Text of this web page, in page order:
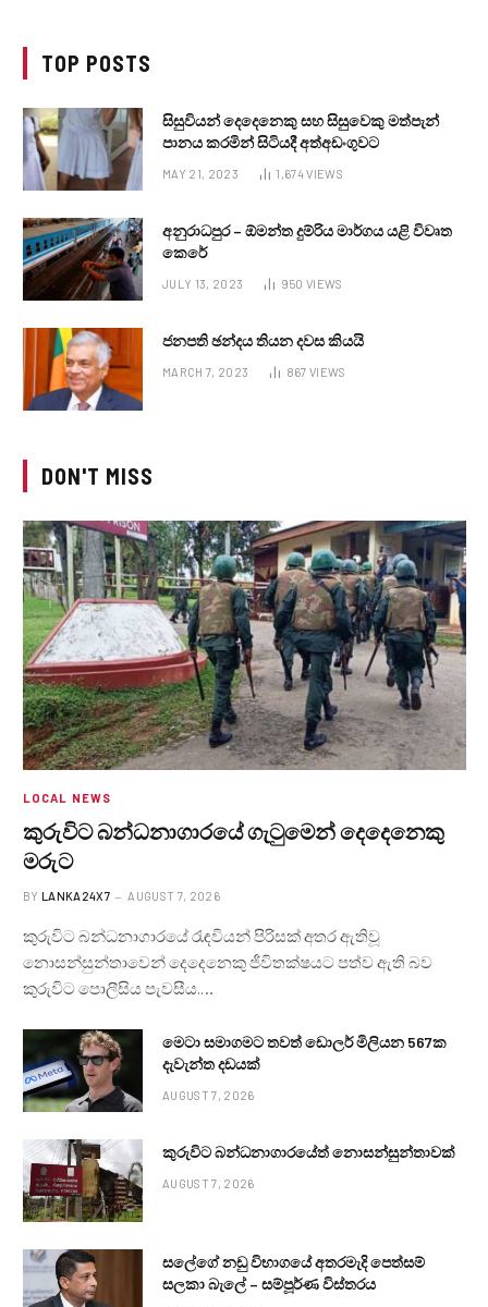
TOP POSTS
සිසුවියන් දෙදෙනෙකු සහ සිසුවෙකු මත්පැන්
පානය කරමින් සිටියදී අත්අඩංගුවට
MAY 21, 2023 1,674VIEWS
අනුරාධපුර – ඕමන්ත දුම්රිය මාර්ගය යළි විවෘත
කෙරේ
JULY 13, 2023 950 VIEWS
ජනපති ඡන්දය තියන දවස කියයි
MARCH 7, 2023 867 VIEWS
DON'T MISS
LOCAL NEWS
කුරුවිට බන්ධනාගාරයේ ගැටුමෙන් දෙදෙනෙකු
මරුට
BY LANKA24X7 AUGUST 7, 2026
කුරුවිට බන්ධනාගාරයේ රැඳවියන් පිරිසක් අතර ඇතිවූ
නොසන්සුන්තාවෙන් දෙදෙනෙකු ජීවිතක්ෂයට පත්ව ඇති බව
කුරුවිට පොලීසිය පැවසීය.…
මෙටා සමාගමට තවත් ඩොලර් මිලියන 567ක
දැවැන්ත දඩයක්
AUGUST 7, 2026
කුරුවිට බන්ධනාගාරයේත් නොසන්සුන්තාවක්
AUGUST 7, 2026
සලේගේ නඩු විභාගයේ අතරමැදි පෙත්සම්
සලකා බැලේ – සම්පූර්ණ විස්තරය